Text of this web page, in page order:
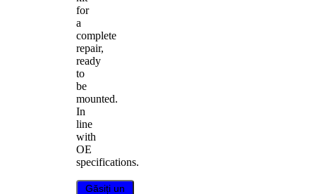
for
a
complete
repair,
ready
to
be
mounted.
In
line
with
OE
specifications.
Găsiți un